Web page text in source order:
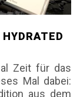
Zeit für das
Mal dabei:
aus dem